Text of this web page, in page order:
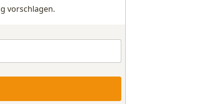
vorschlagen.